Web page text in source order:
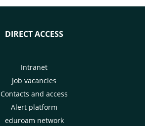
DIRECT ACCESS
Intranet
Job vacancies
Contacts and access
Alert platform
eduroam network